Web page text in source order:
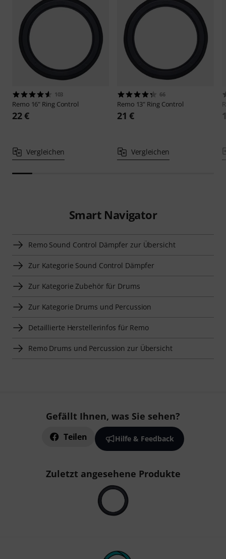
103
Remo 16" Ring Control
22 €
Vergleichen
66
Remo 13" Ring Control
21 €
Vergleichen
Smart Navigator
Remo Sound Control Dämpfer zur Übersicht
Zur Kategorie Sound Control Dämpfer
Zur Kategorie Zubehör für Drums
Zur Kategorie Drums und Percussion
Detaillierte Herstellerinfos für Remo
Remo Drums und Percussion zur Übersicht
Gefällt Ihnen, was Sie sehen?
Teilen Hilfe & Feedback
Zuletzt angesehene Produkte